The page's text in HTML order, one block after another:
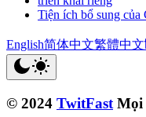
Tiện ích bổ sung của
English简体中文繁體中文
© 2024 TwitFast Mọi